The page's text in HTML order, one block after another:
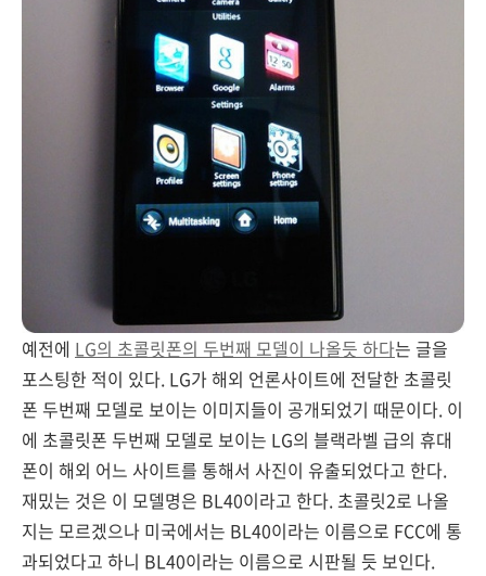
예전에 LG의 초콜릿폰의 두번째 모델이 나올듯 하다는 글을
포스팅한 적이 있다. LG가 해외 언론사이트에 전달한 초콜릿
폰 두번째 모델로 보이는 이미지들이 공개되었기 때문이다. 이
에 초콜릿폰 두번째 모델로 보이는 LG의 블랙라벨 급의 휴대
폰이 해외 어느 사이트를 통해서 사진이 유출되었다고 한다.
재밌는 것은 이 모델명은 BL40이라고 한다. 초콜릿2로 나올
지는 모르겠으나 미국에서는 BL40이라는 이름으로 FCC에 통
과되었다고 하니 BL40이라는 이름으로 시판될 듯 보인다.